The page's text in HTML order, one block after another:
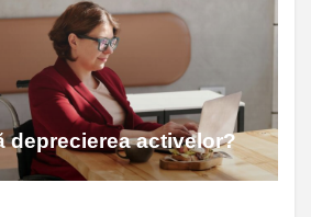
deprecierea activelor?